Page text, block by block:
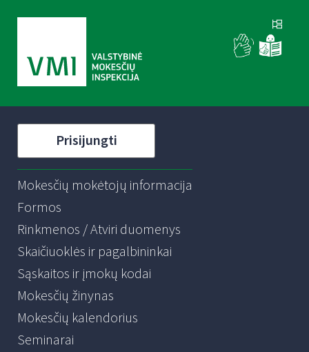
Prisijungti
Mokesčių mokėtojų informacija
Formos
Rinkmenos / Atviri duomenys
Skaičiuoklės ir pagalbininkai
Sąskaitos ir įmokų kodai
Mokesčių žinynas
Mokesčių kalendorius
Seminarai